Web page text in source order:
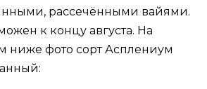
рассечёнными вайями.
к концу августа. На
ниже фото сорт Асплениум